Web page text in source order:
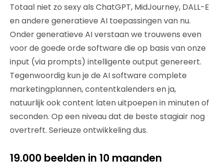
Totaal niet zo sexy als ChatGPT, MidJourney, DALL-E
en andere generatieve AI toepassingen van nu.
Onder generatieve AI verstaan we trouwens even
voor de goede orde software die op basis van onze
input (via prompts) intelligente output genereert.
Tegenwoordig kun je de AI software complete
marketingplannen, contentkalenders en ja,
natuurlijk ook content laten uitpoepen in minuten of
seconden. Op een niveau dat de beste stagiair nog
overtreft. Serieuze ontwikkeling dus.
19.000 beelden in 10 maanden